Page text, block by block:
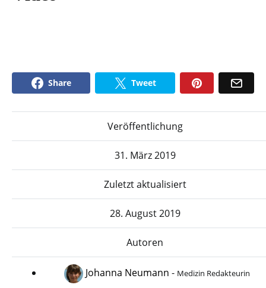
Share Tweet
Veröffentlichung
31. März 2019
Zuletzt aktualisiert
28. August 2019
Autoren
Johanna Neumann - Medizin Redakteurin